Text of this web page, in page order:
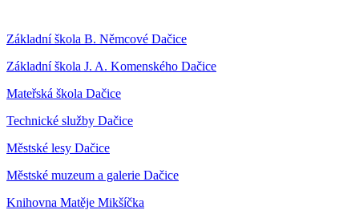
Základní škola B. Němcové Dačice
Základní škola J. A. Komenského Dačice
Mateřská škola Dačice
Technické služby Dačice
Městské lesy Dačice
Městské muzeum a galerie Dačice
Knihovna Matěje Mikšíčka